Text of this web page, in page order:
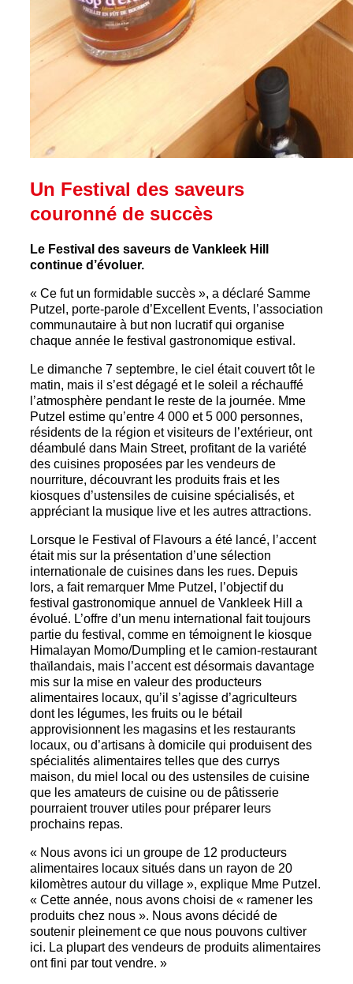
Un Festival des saveurs
couronné de succès
Le Festival des saveurs de Vankleek Hill
continue d’évoluer.
« Ce fut un formidable succès », a déclaré Samme
Putzel, porte-parole d’Excellent Events, l’association
communautaire à but non lucratif qui organise
chaque année le festival gastronomique estival.
Le dimanche 7 septembre, le ciel était couvert tôt le
matin, mais il s’est dégagé et le soleil a réchauffé
l’atmosphère pendant le reste de la journée. Mme
Putzel estime qu’entre 4 000 et 5 000 personnes,
résidents de la région et visiteurs de l’extérieur, ont
déambulé dans Main Street, profitant de la variété
des cuisines proposées par les vendeurs de
nourriture, découvrant les produits frais et les
kiosques d’ustensiles de cuisine spécialisés, et
appréciant la musique live et les autres attractions.
Lorsque le Festival of Flavours a été lancé, l’accent
était mis sur la présentation d’une sélection
internationale de cuisines dans les rues. Depuis
lors, a fait remarquer Mme Putzel, l’objectif du
festival gastronomique annuel de Vankleek Hill a
évolué. L’offre d’un menu international fait toujours
partie du festival, comme en témoignent le kiosque
Himalayan Momo/Dumpling et le camion-restaurant
thaïlandais, mais l’accent est désormais davantage
mis sur la mise en valeur des producteurs
alimentaires locaux, qu’il s’agisse d’agriculteurs
dont les légumes, les fruits ou le bétail
approvisionnent les magasins et les restaurants
locaux, ou d’artisans à domicile qui produisent des
spécialités alimentaires telles que des currys
maison, du miel local ou des ustensiles de cuisine
que les amateurs de cuisine ou de pâtisserie
pourraient trouver utiles pour préparer leurs
prochains repas.
« Nous avons ici un groupe de 12 producteurs
alimentaires locaux situés dans un rayon de 20
kilomètres autour du village », explique Mme Putzel.
« Cette année, nous avons choisi de « ramener les
produits chez nous ». Nous avons décidé de
soutenir pleinement ce que nous pouvons cultiver
ici. La plupart des vendeurs de produits alimentaires
ont fini par tout vendre. »